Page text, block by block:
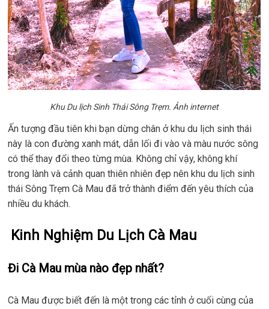
Khu Du lịch Sinh Thái Sông Trẹm. Ảnh internet
Ấn tượng đầu tiên khi bạn dừng chân ở khu du lịch sinh thái
này là con đường xanh mát, dẫn lối đi vào và màu nước sông
có thể thay đổi theo từng mùa. Không chỉ vậy, không khí
trong lành và cảnh quan thiên nhiên đẹp nên khu du lịch sinh
thái Sông Trẹm Cà Mau đã trở thành điểm đến yêu thích của
nhiều du khách.
Kinh Nghiệm Du Lịch Cà Mau
Đi Cà Mau mùa nào đẹp nhất?
Cà Mau được biết đến là một trong các tỉnh ở cuối cùng của